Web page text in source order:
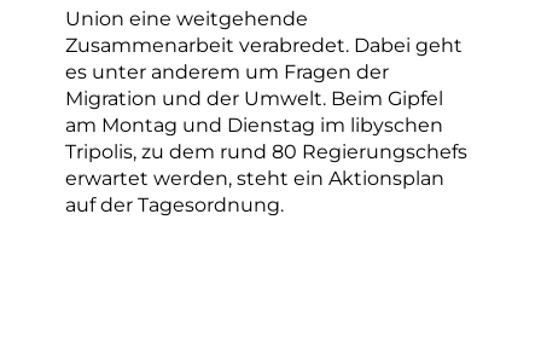
Union eine weitgehende
Zusammenarbeit verabredet. Dabei geht
es unter anderem um Fragen der
Migration und der Umwelt. Beim Gipfel
am Montag und Dienstag im libyschen
Tripolis, zu dem rund 80 Regierungschefs
erwartet werden, steht ein Aktionsplan
auf der Tagesordnung.